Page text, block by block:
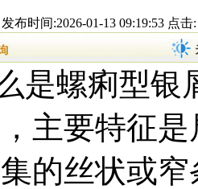
发布时间:2026-01-13 09:19:53 点击:
是螺痢型银
主要特征
的丝状或